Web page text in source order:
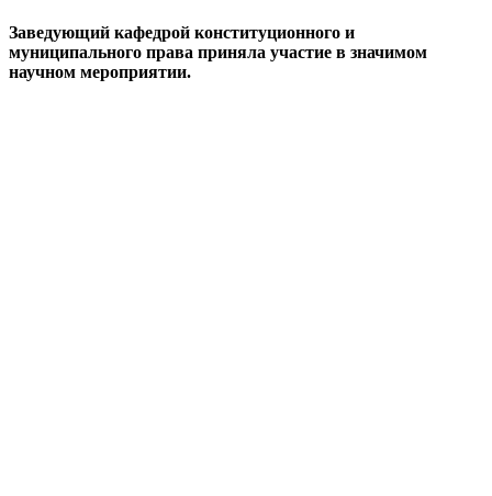
Заведующий кафедрой конституционного и
муниципального права приняла участие в значимом
научном мероприятии.